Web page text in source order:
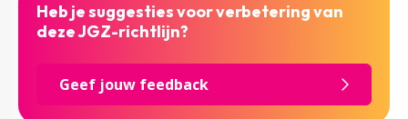
Heb je suggesties voor verbetering van
deze JGZ-richtlijn?
Geef jouw feedback